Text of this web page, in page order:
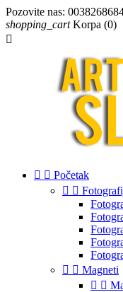
Pozovite nas:
shopping_cart Korpa (0)

  Početak
 
  Magneti
 